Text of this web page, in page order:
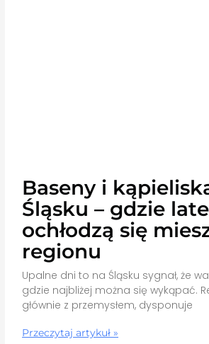
Baseny i
Śląsku – gdzie
ochłodzą się
regionu
Upalne dni to na Śląsku sygnał, że
gdzie najbliżej można się wykąpać.
głównie z przemysłem, dysponuje
Przeczytaj artykuł »